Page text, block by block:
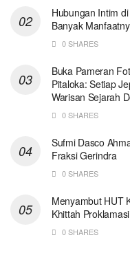
Hubungan Intim
Banyak
0 SHARES
Buka Pameran
Pitaloka: Setiap
Warisan Sejarah
0 SHARES
Sufmi Dasco
Fraksi Gerindra
0 SHARES
Menyambut HUT
Khittah
0 SHARES